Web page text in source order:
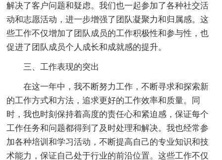
解决了客户问题和疑虑。我们也一起参加了各种社交活
动和志愿活动，进一步增强了团队凝聚力和归属感。这
些工作不仅增加了团队成员的工作积极性和参与性，也
促进了团队成员个人成长和成就感的提升。
三、工作表现的突出
在这一年中，我不断努力工作，不断寻求和探索新
的工作方式和方法，追求更好的工作效率和质量。同
时，我也时刻保持着高度的责任心和紧迫感，保证每个
工作任务和问题都得到了及时处理和解决。我也经常参
加各种培训和学习活动，不断提高自己的专业知识和技
术能力，保证自己处于行业的前沿位置。这些工作不仅